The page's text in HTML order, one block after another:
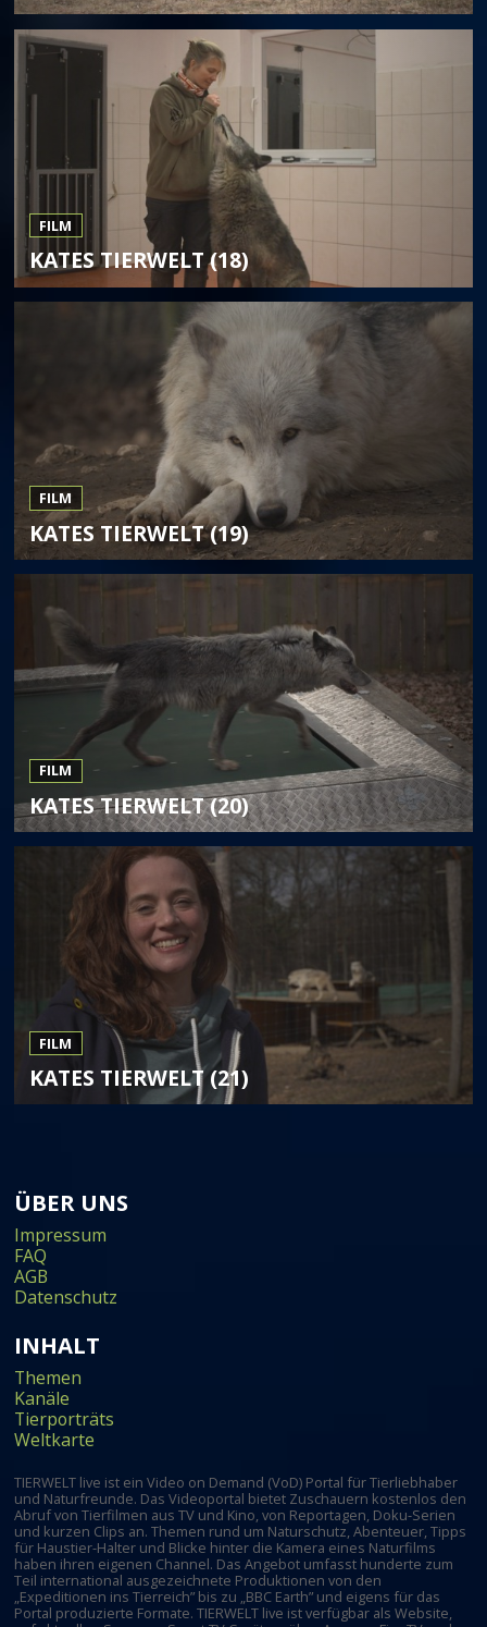
FILM
KATES TIERWELT (18)
FILM
KATES TIERWELT (19)
FILM
KATES TIERWELT (20)
FILM
KATES TIERWELT (21)
ÜBER UNS
Impressum
FAQ
AGB
Datenschutz
INHALT
Themen
Kanäle
Tierporträts
Weltkarte
TIERWELT live ist ein Video on Demand (VoD) Portal für Tierliebhaber
und Naturfreunde. Das Videoportal bietet Zuschauern kostenlos den
Abruf von Tierfilmen aus TV und Kino, von Reportagen, Doku-Serien
und kurzen Clips an. Themen rund um Naturschutz, Abenteuer, Tipps
für Haustier-Halter und Blicke hinter die Kamera eines Naturfilms
haben ihren eigenen Channel. Das Angebot umfasst hunderte zum
Teil international ausgezeichnete Produktionen von den
„Expeditionen ins Tierreich” bis zu „BBC Earth” und eigens für das
Portal produzierte Formate. TIERWELT live ist verfügbar als Website,